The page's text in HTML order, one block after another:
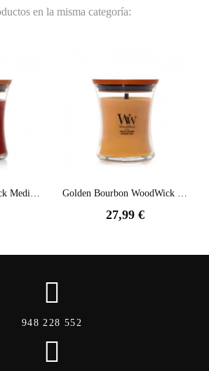
en la misma categoría:
Rouge Oud WoodWick Mediana Golden Bourbon WoodWick Mediana
27,99 €
948 228 552